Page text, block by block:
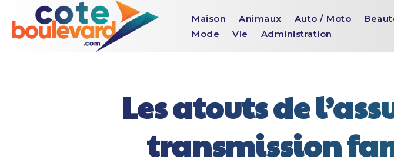
Maison Animaux Auto / Moto
Mode
Vie Administration
Les atouts de
transmission